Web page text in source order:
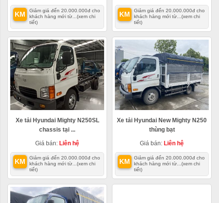
KM
Giảm giá đến 20.000.000đ cho
khách hàng mới từ... (xem chi
tiết)
KM
Giảm giá đến 20.000.000đ cho
khách hàng mới từ... (xem chi
tiết)
Xe tải Hyundai Mighty N250SL
chassis tại ...
Giá bán: Liên hệ
KM
Giảm giá đến 20.000.000đ cho
khách hàng mới từ... (xem chi
tiết)
Xe tải Hyundai New Mighty N250
thùng bạt
Giá bán: Liên hệ
KM
Giảm giá đến 20.000.000đ cho
khách hàng mới từ... (xem chi
tiết)